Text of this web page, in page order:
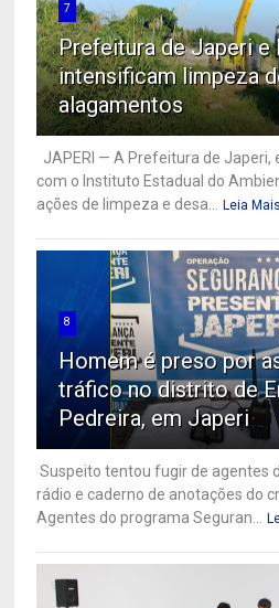
7
Prefeitura de Japeri e
intensificam limpeza
alagamentos
JAPERI — A Prefeitura de
com o Instituto Estadual do
ações de limpeza e desa...
Leia Mais
8
Homem é preso por
tráfico no distrito de
Pedreira, em Japeri
Suspeito tentou fugir de agentes
rádio e caderno de anotações do
Agentes do programa Seguran...